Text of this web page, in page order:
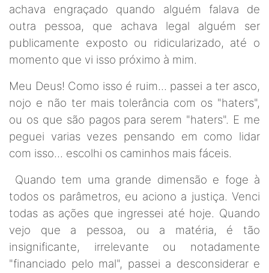
achava engraçado quando alguém falava de
outra pessoa, que achava legal alguém ser
publicamente exposto ou ridicularizado, até o
momento que vi isso próximo à mim.
Meu Deus! Como isso é ruim... passei a ter asco,
nojo e não ter mais tolerância com os "haters",
ou os que são pagos para serem "haters". E me
peguei varias vezes pensando em como lidar
com isso... escolhi os caminhos mais fáceis.
Quando tem uma grande dimensão e foge à
todos os parâmetros, eu aciono a justiça. Venci
todas as ações que ingressei até hoje. Quando
vejo que a pessoa, ou a matéria, é tão
insignificante, irrelevante ou notadamente
"financiado pelo mal", passei a desconsiderar e